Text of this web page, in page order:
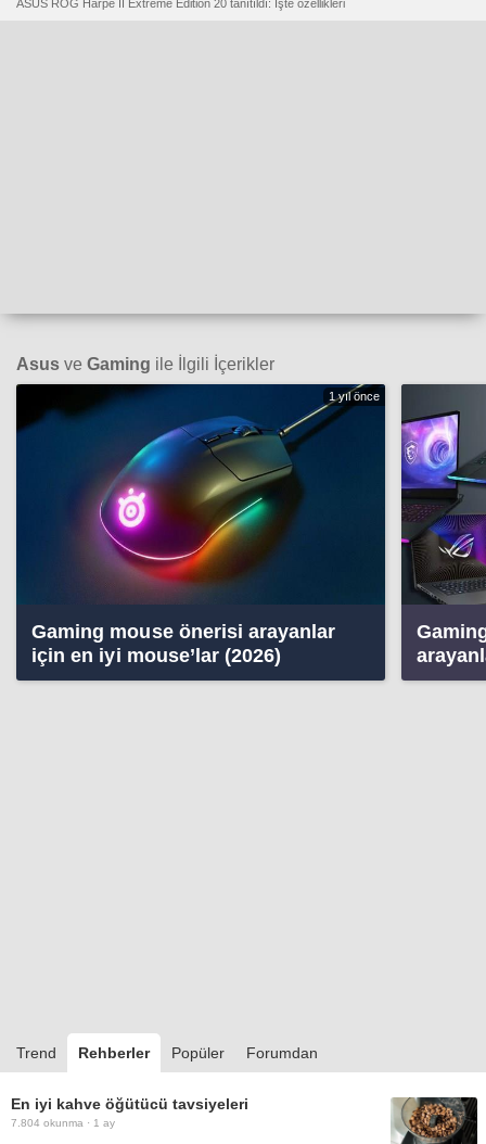
ASUS ROG Harpe II Extreme Edition 20 tanıtıldı: İşte özellikleri
Asus ve Gaming ile İlgili İçerikler
1 yıl önce
Gaming mouse önerisi arayanlar
için en iyi mouse’lar (2026)
Trend Rehberler Popüler Forumdan
En iyi kahve öğütücü tavsiyeleri
7.804 okunma · 1 ay